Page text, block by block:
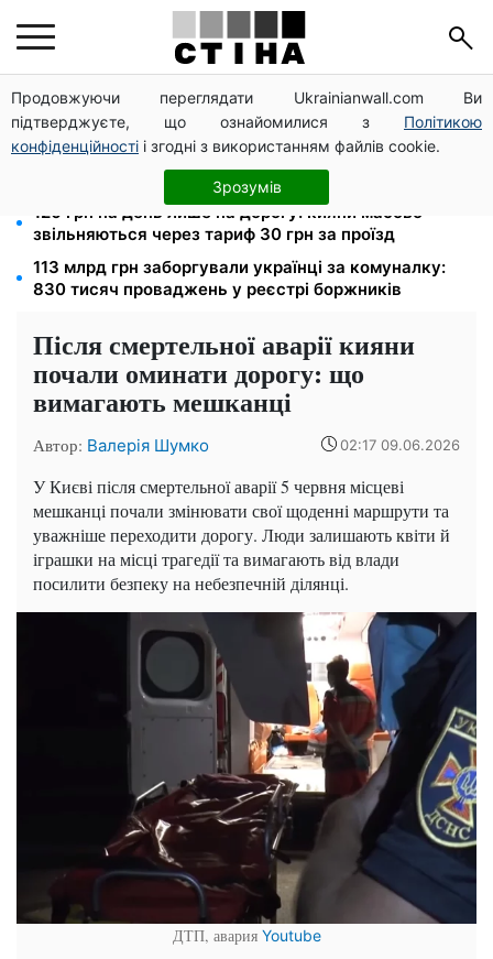
Продовжуючи переглядати Ukrainianwall.com Ви
підтверджуєте, що ознайомилися з Політикою
конфіденційності і згодні з використанням файлів cookie.
Зрозумів
8 451 грн замість пакунка малюка: Пенсійний фонд
пояснив, як отримати гроші
100 000 грн за 18 місяців: Укрзалізниця скасувала
щомісячні виплати мобілізованим
120 грн на день лише на дорогу: кияни масово
звільняються через тариф 30 грн за проїзд
113 млрд грн заборгували українці за комуналку:
830 тисяч проваджень у реєстрі боржників
Після смертельної аварії кияни
почали оминати дорогу: що
вимагають мешканці
Автор: Валерія Шумко 02:17 09.06.2026
У Києві після смертельної аварії 5 червня місцеві
мешканці почали змінювати свої щоденні маршрути та
уважніше переходити дорогу. Люди залишають квіти й
іграшки на місці трагедії та вимагають від влади
посилити безпеку на небезпечній ділянці.
ДТП, авария Youtube